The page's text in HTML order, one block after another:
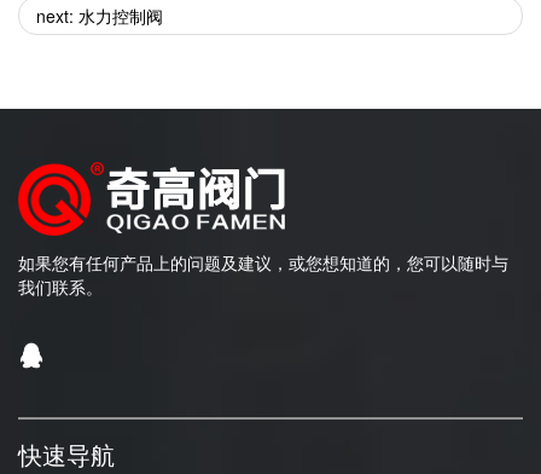
next: 水力控制阀
如果您有任何产品上的问题及建议，或您想知道的，您可以随时与
我们联系。
快速导航